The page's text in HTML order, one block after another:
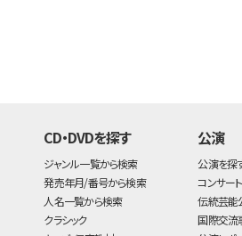
CD・DVDを探す
ジャンル一覧から検索
発売年月/番号から検索
人名一覧から検索
クラシック
公演
公演を探
コンサー
伝統芸能
国際交流